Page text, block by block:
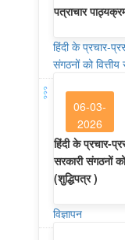
पत्राचार
हिंदी के प्रचार-
संगठनों को
06-03-
2026
हिंदी के प्रचार-
सरकारी संगठनों
(शुद्धिपत्र )
विज्ञापन